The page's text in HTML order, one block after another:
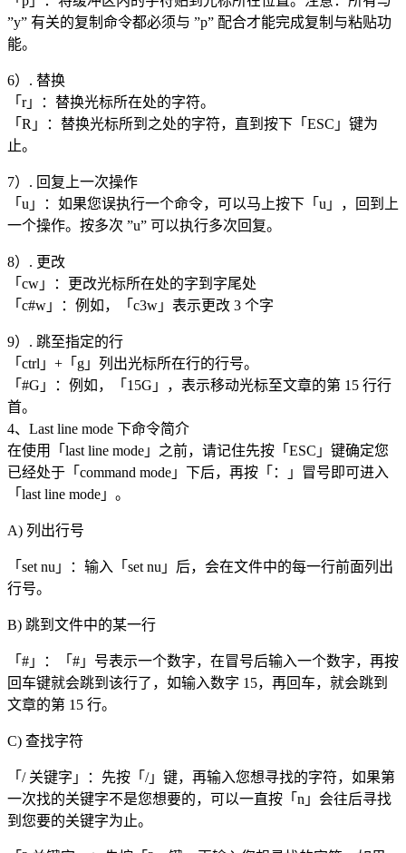
”y” 有关的复制命令都必须与 ”p” 配合才能完成复制与粘贴功
能。
6）. 替换
「r」：替换光标所在处的字符。
「R」：替换光标所到之处的字符，直到按下「ESC」键为
止。
7）. 回复上一次操作
「u」：如果您误执行一个命令，可以马上按下「u」，回到上
一个操作。按多次 ”u” 可以执行多次回复。
8）. 更改
「cw」：更改光标所在处的字到字尾处
「c#w」：例如，「c3w」表示更改 3 个字
9）. 跳至指定的行
「ctrl」+「g」列出光标所在行的行号。
「#G」：例如，「15G」，表示移动光标至文章的第 15 行行
首。
4、Last line mode 下命令简介
在使用「last line mode」之前，请记住先按「ESC」键确定您
已经处于「command mode」下后，再按「：」冒号即可进入
「last line mode」。
A) 列出行号
「set nu」：输入「set nu」后，会在文件中的每一行前面列出
行号。
B) 跳到文件中的某一行
「#」：「#」号表示一个数字，在冒号后输入一个数字，再按
回车键就会跳到该行了，如输入数字 15，再回车，就会跳到
文章的第 15 行。
C) 查找字符
「/ 关键字」：先按「/」键，再输入您想寻找的字符，如果第
一次找的关键字不是您想要的，可以一直按「n」会往后寻找
到您要的关键字为止。